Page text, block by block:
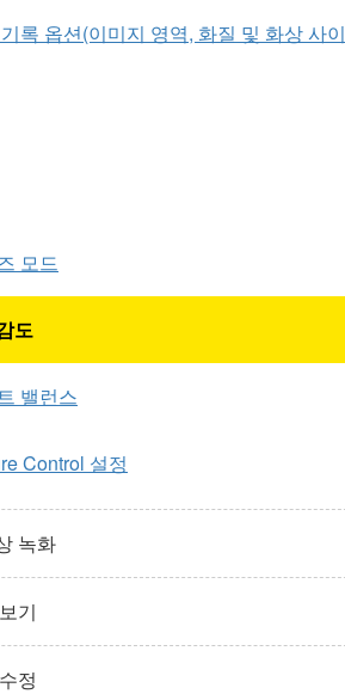
록 옵션(이미지 영역, 화질 및 화상 사이
모드
도
밸런스
Control 설정
녹화
기
정